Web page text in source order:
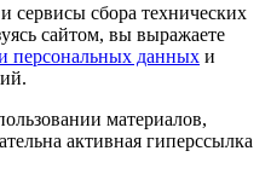
сервисы сбора технических
сайтом, вы выражаете
персональных данных и
материалов,
активная гиперссылка